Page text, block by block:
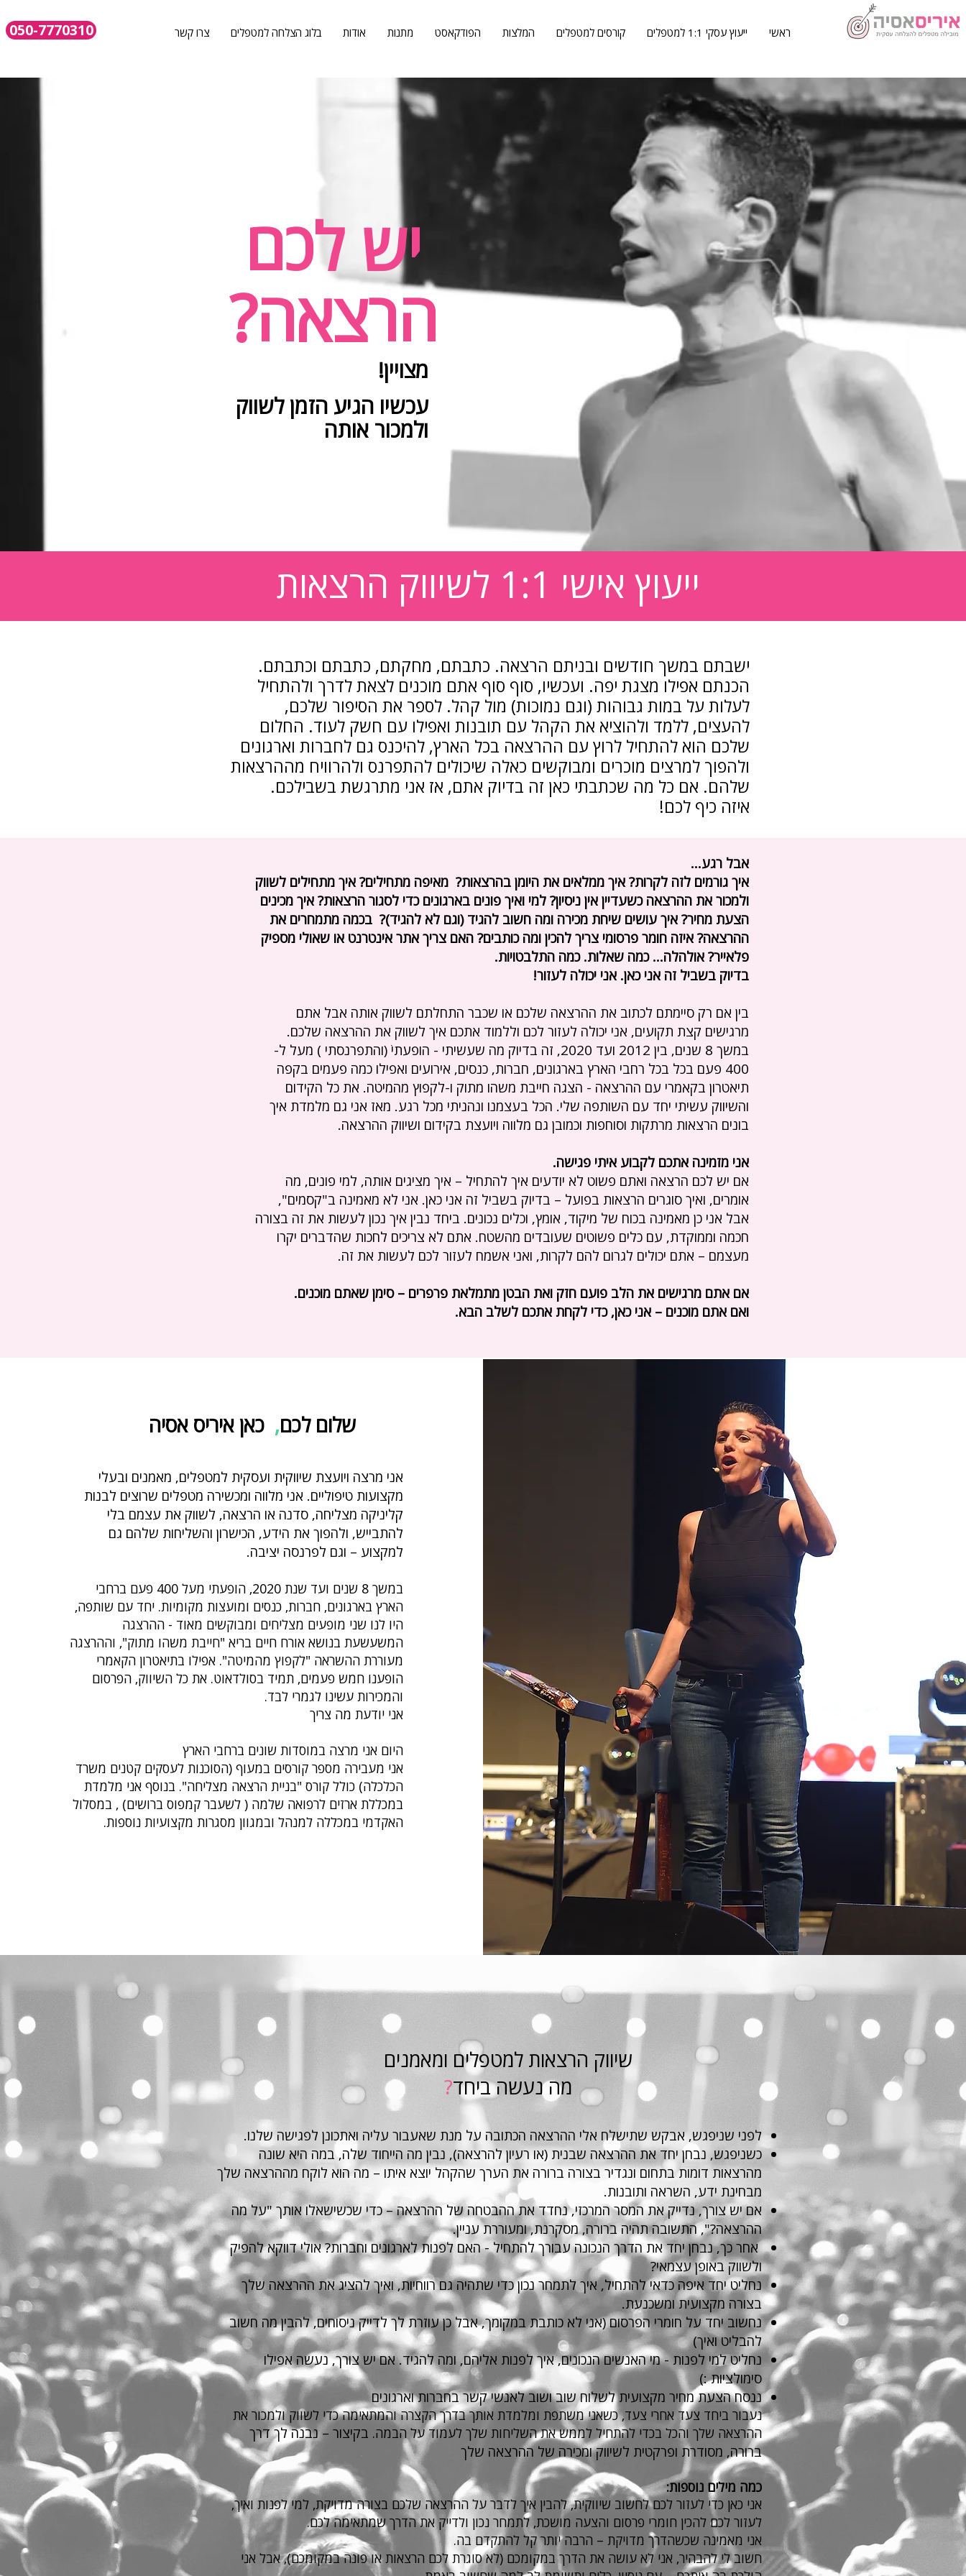
050-7770310 ראשי ייעוץ עסקי 1:1 למטפלים קורסים למטפלים המלצות הפודקאסט מתנות אודות בלוג הצלחה למטפלים צרו קשר
יש לכם
הרצאה?
מצויין!
עכשיו הגיע הזמן לשווק
ולמכור אותה
ייעוץ אישי 1:1 לשיווק הרצאות
ישבתם במשך חודשים ובניתם הרצאה. כתבתם, מחקתם, כתבתם וכתבתם.
הכנתם אפילו מצגת יפה. ועכשיו, סוף סוף אתם מוכנים לצאת לדרך ולהתחיל
לעלות על במות גבוהות (וגם נמוכות) מול קהל. לספר את הסיפור שלכם,
להעצים, ללמד ולהוציא את הקהל עם תובנות ואפילו עם חשק לעוד. החלום
שלכם הוא להתחיל לרוץ עם ההרצאה בכל הארץ, להיכנס גם לחברות וארגונים
ולהפוך למרצים מוכרים ומבוקשים כאלה שיכולים להתפרנס ולהרוויח מההרצאות
שלהם. אם כל מה שכתבתי כאן זה בדיוק אתם, אז אני מתרגשת בשבילכם.
איזה כיף לכם!
אבל רגע...
איך גורמים לזה לקרות? איך ממלאים את היומן בהרצאות? מאיפה מתחילים? איך מתחילים לשווק
ולמכור את ההרצאה כשעדיין אין ניסיון? למי ואיך פונים בארגונים כדי לסגור הרצאות? איך מכינים
הצעת מחיר? איך עושים שיחת מכירה ומה חשוב להגיד (וגם לא להגיד)? בכמה מתמחרים את
ההרצאה? איזה חומר פרסומי צריך להכין ומה כותבים? האם צריך אתר אינטרנט או שאולי מספיק
פלאייר? אולהלה... כמה שאלות. כמה התלבטויות.
בדיוק בשביל זה אני כאן. אני יכולה לעזור!
בין אם רק סיימתם לכתוב את ההרצאה שלכם או שכבר התחלתם לשווק אותה אבל אתם
מרגישים קצת תקועים, אני יכולה לעזור לכם וללמוד אתכם איך לשווק את ההרצאה שלכם.
במשך 8 שנים, בין 2012 ועד 2020, זה בדיוק מה שעשיתי - הופעתי ׁ(והתפרנסתי ) מעל ל-
400 פעם בכל בכל רחבי הארץ בארגונים, חברות, כנסים, אירועים ואפילו כמה פעמים בקפה
תיאטרון בקאמרי עם ההרצאה - הצגה חייבת משהו מתוק ו-לקפוץ מהמיטה. את כל הקידום
והשיווק עשיתי יחד עם השותפה שלי. הכל בעצמנו ונהניתי מכל רגע. מאז אני גם מלמדת איך
בונים הרצאות מרתקות וסוחפות וכמובן גם מלווה ויועצת בקידום ושיווק ההרצאה.
אני מזמינה אתכם לקבוע איתי פגישה.
אם יש לכם הרצאה ואתם פשוט לא יודעים איך להתחיל – איך מציגים אותה, למי פונים, מה
אומרים, ואיך סוגרים הרצאות בפועל – בדיוק בשביל זה אני כאן. אני לא מאמינה ב"קסמים",
אבל אני כן מאמינה בכוח של מיקוד, אומץ, וכלים נכונים. ביחד נבין איך נכון לעשות את זה בצורה
חכמה וממוקדת, עם כלים פשוטים שעובדים מהשטח. אתם לא צריכים לחכות שהדברים יקרו
מעצמם – אתם יכולים לגרום להם לקרות, ואני אשמח לעזור לכם לעשות את זה.
אם אתם מרגישים את הלב פועם חזק ואת הבטן מתמלאת פרפרים – סימן שאתם מוכנים.
ואם אתם מוכנים – אני כאן, כדי לקחת אתכם לשלב הבא.
שלום לכם,
אני מרצה ויועצת שיווקית ועסקית למטפלים, מאמנים ובעלי
מקצועות טיפוליים. אני מלווה ומכשירה מטפלים שרוצים לבנות
קליניקה מצליחה, סדנה או הרצאה, לשווק את עצמם בלי
להתבייש, ולהפוך את הידע, הכישרון והשליחות שלהם גם
למקצוע – וגם לפרנסה יציבה.
במשך 8 שנים ועד שנת 2020, הופעתי מעל 400 פעם ברחבי
הארץ בארגונים, חברות, כנסים ומועצות מקומיות. יחד עם שותפה,
היו לנו שני מופעים מצליחים ומבוקשים מאוד - ההרצגה
המשעשעת בנושא אורח חיים בריא "חייבת משהו מתוק", וההרצגה
מעוררת ההשראה "לקפוץ מהמיטה". אפילו בתיאטרון הקאמרי
הופענו חמש פעמים, תמיד בסולדאוט. את כל השיווק, הפרסום
והמכירות עשינו לגמרי לבד.
אני יודעת מה צריך
היום אני מרצה במוסדות שונים ברחבי הארץ
אני מעבירה מספר קורסים במעוף (הסוכנות לעסקים קטנים משרד
הכלכלה) כולל קורס "בניית הרצאה מצליחה". בנוסף אני מלמדת
במכללת ארזים לרפואה שלמה ( לשעבר קמפוס ברושים) , במסלול
האקדמי במכללה למנהל ובמגוון מסגרות מקצועיות נוספות.
שיווק הרצאות למטפלים ומאמנים
מה נעשה ביחד?
לפני שניפגש, אבקש שתישלח אלי ההרצאה הכתובה על מנת שאעבור עליה ואתכונן לפגישה שלנו.
כשניפגש, נבחן יחד את ההרצאה שבנית (או רעיון להרצאה), נבין מה הייחוד שלה, במה היא שונה
מהרצאות דומות בתחום ונגדיר בצורה ברורה את הערך שהקהל יוצא איתו – מה הוא לוקח מההרצאה שלך
מבחינת ידע, השראה ותובנות.
אם יש צורך, נדייק את המסר המרכזי, נחדד את ההבטחה של ההרצאה – כדי שכשישאלו אותך "על מה
ההרצאה?", התשובה תהיה ברורה, מסקרנת, ומעוררת עניין.
אחר כך, נבחן יחד את הדרך הנכונה עבורך להתחיל - האם לפנות לארגונים וחברות? אולי דווקא להפיק
ולשווק באופן עצמאי?
נחליט יחד איפה כדאי להתחיל, איך לתמחר נכון כדי שתהיה גם רווחיות, ואיך להציג את ההרצאה שלך
בצורה מקצועית ומשכנעת.
נחשוב יחד על חומרי הפרסום (אני לא כותבת במקומך, אבל כן עוזרת לך לדייק ניסוחים, להבין מה חשוב
להבליט ואיך)
נחליט למי לפנות - מי האנשים הנכונים, איך לפנות אליהם, ומה להגיד. אם יש צורך, נעשה אפילו
סימולציות :)
ננסח הצעת מחיר מקצועיתלשלוח שוב ושוב לאנשי קשר בחברות וארגונים
נעבור ביחד צעד אחרי צעד, כשאני משתפת ומלמדת אותך בדרך הקצרה והמתאימה כדי לשווק ולמכור את
ההרצאה שלך והכל בכדי להתחיל לממש את השליחות שלך לעמוד על הבמה. בקיצור – נבנה לך דרך
ברורה, מסודרת ופרקטית לשיווק ומכירה של ההרצאה שלך
כמה מילים נוספות:
אני כאן כדי לעזור לכם לחשוב שיווקית, להבין איך לדבר על ההרצאה שלכם בצורה מדויקת, למי לפנות ואיך,
לעזור לכם להכין חומרי פרסום והצעה מושכת, לתמחר נכון ולדייק את הדרך שמתאימה לכם.
אני מאמינה שכשהדרך מדויקת – הרבה יותר קל להתקדם בה.
חשוב לי להבהיר, אני לא עושה את הדרך במקומכם (לא סוגרת לכם הרצאות או פונה במקומכם), אבל אני